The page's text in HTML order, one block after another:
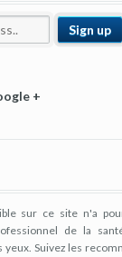
+
sur ce site n'a
de la
yeux. Suivez les